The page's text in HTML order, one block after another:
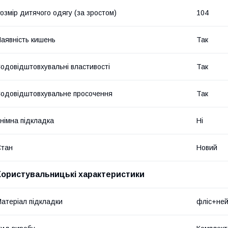
дитячого одягу (за зростом) 104
кишень Так
властивості Так
просочення Так
підкладка Ні
Новий
характеристики
підкладки